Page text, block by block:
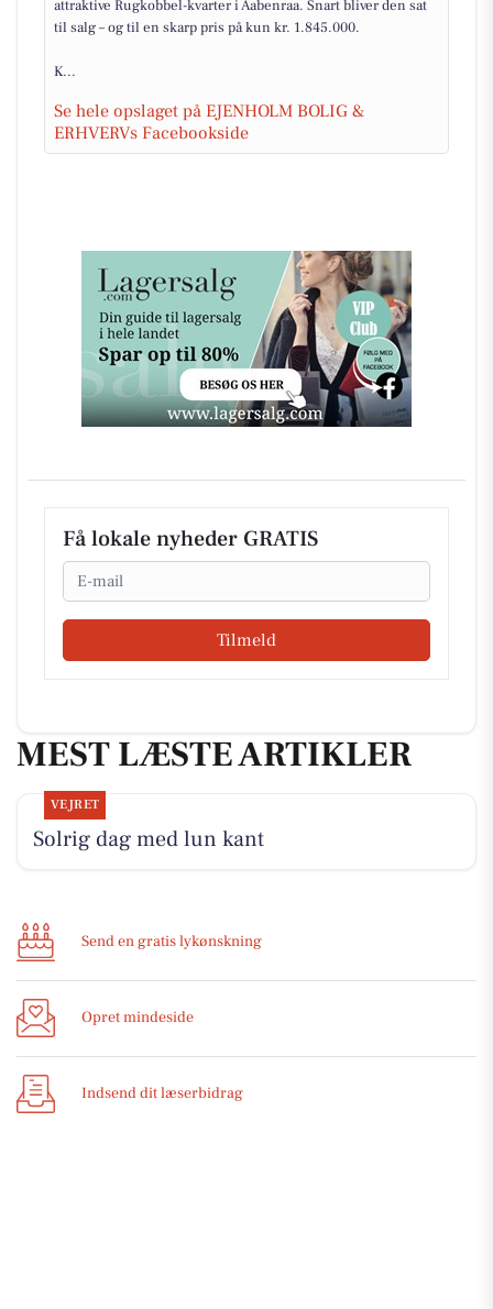
attraktive Rugkobbel-kvarter i Aabenraa. Snart bliver den sat
til salg – og til en skarp pris på kun kr. 1.845.000.
K...
Se hele opslaget på EJENHOLM BOLIG &
ERHVERVs Facebookside
Få lokale nyheder GRATIS
Email
Tilmeld
MEST LÆSTE ARTIKLER
VEJRET
Solrig dag med lun kant
Send en gratis lykønskning
Opret mindeside
Indsend dit læserbidrag